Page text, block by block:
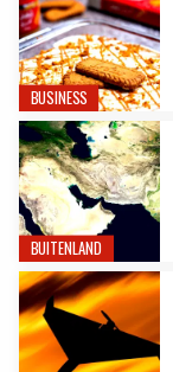
BUSINESS
BUITENLAND